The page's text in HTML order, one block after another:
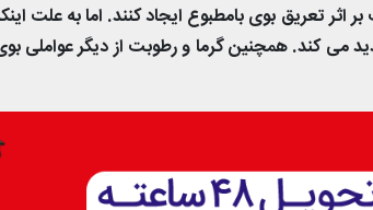
اثر تعریق بوی بامطبوع ایجاد کنند. اما به علت
می کند. همچنین گرما و رطوبت از دیگر عواملی